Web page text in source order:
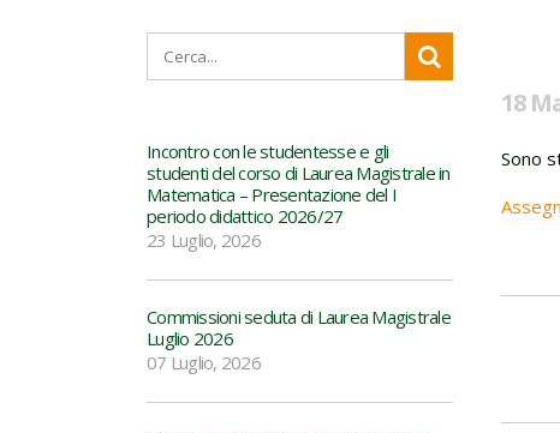
Incontro con le studentesse e gli
studenti del corso di Laurea Magistrale in
Matematica – Presentazione del I
periodo didattico 2026/27
23 Luglio, 2026
Commissioni seduta di Laurea Magistrale
Luglio 2026
07 Luglio, 2026
18
Sono